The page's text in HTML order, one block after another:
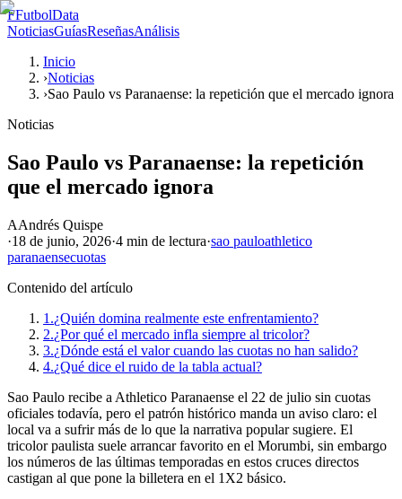
FFutbolData
NoticiasGuíasReseñasAnálisis
Inicio
›Noticias
›Sao Paulo vs Paranaense: la repetición que el mercado ignora
Noticias
Sao Paulo vs Paranaense: la repetición
que el mercado ignora
AAndrés Quispe
·18 de junio, 2026·4 min de lectura·sao pauloathletico
paranaensecuotas
Contenido del artículo
1.¿Quién domina realmente este enfrentamiento?
2.¿Por qué el mercado infla siempre al tricolor?
3.¿Dónde está el valor cuando las cuotas no han salido?
4.¿Qué dice el ruido de la tabla actual?
Sao Paulo recibe a Athletico Paranaense el 22 de julio sin cuotas
oficiales todavía, pero el patrón histórico manda un aviso claro: el
local va a sufrir más de lo que la narrativa popular sugiere. El
tricolor paulista suele arrancar favorito en el Morumbi, sin embargo
los números de las últimas temporadas en estos cruces directos
castigan al que pone la billetera en el 1X2 básico.